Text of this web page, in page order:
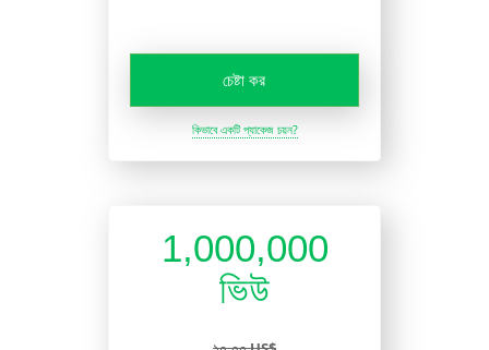
চেষ্টা কর
কিভাবে একটি প্যাকেজ চয়ন?
1,000,000
ভিউ